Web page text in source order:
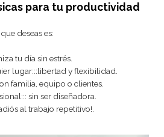
para tu productividad
deseas es:
tu día sin estrés.
lugar:::libertad y flexibilidad.
familia, equipo o clientes.
sin ser diseñadora.
al trabajo repetitivo!.